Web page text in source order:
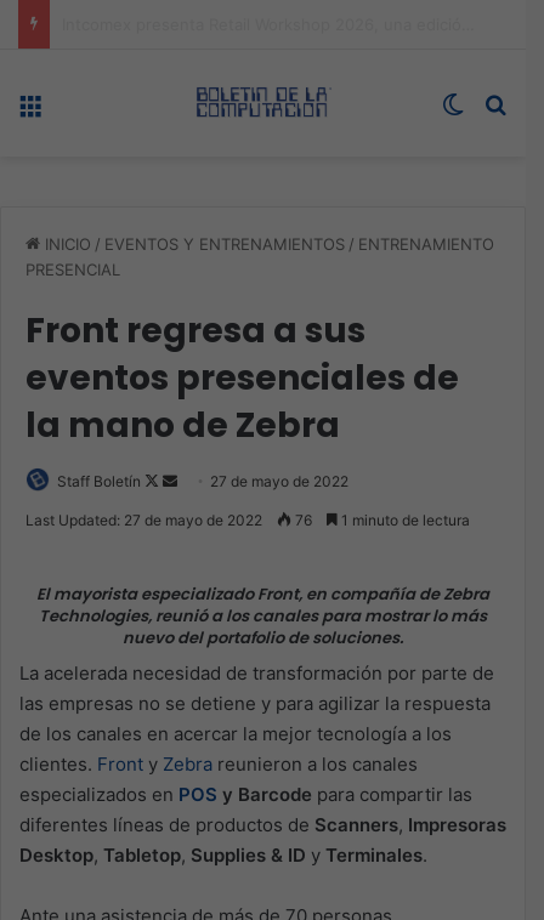
Switch
INICIO / EVENTOS Y ENTRENAMIENTOS / ENTRENAMIENTO
PRESENCIAL
Front regresa a sus
eventos presenciales de
la mano de Zebra
Staff Boletín
Follow
Send 27 de mayo de 2022
Last Updated: 27 de mayo de 2022 76 1 minuto de lectura
El mayorista especializado Front, en compañía de Zebra
Technologies, reunió a los canales para mostrar lo más
nuevo del portafolio de soluciones.
La acelerada necesidad de transformación por parte de
las empresas no se detiene y para agilizar la respuesta
de los canales en acercar la mejor tecnología a los
clientes. Front y Zebra reunieron a los canales
especializados en POS y Barcode para compartir las
diferentes líneas de productos de Scanners, Impresoras
Desktop, Tabletop, Supplies & ID y Terminales.
Ante una asistencia de más de 70 personas